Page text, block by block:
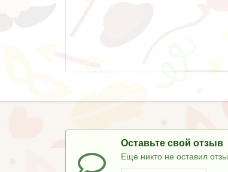
Оставьте свой отзыв
Еще никто не оставил